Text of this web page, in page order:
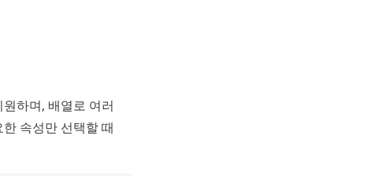
하며, 배열로 여러
속성만 선택할 때